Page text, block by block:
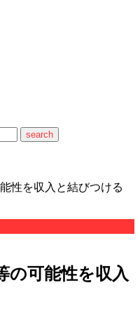
性を収入と結びつける
の可能性を収入